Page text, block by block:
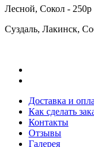
Лесной, Сокол - 250р
Суздаль, Лакинск,
Доставка и
Как сделать
Контакты
Отзывы
Галерея